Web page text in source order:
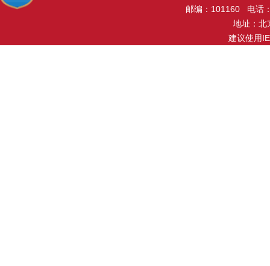
邮编：101160 电话
地址：北
建议使用